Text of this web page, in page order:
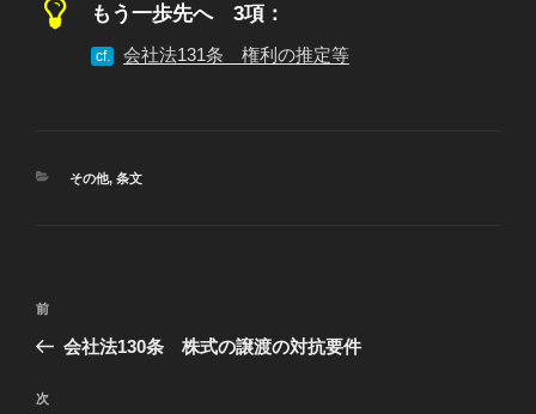
もう一歩先へ 3項：
cf. 会社法131条 権利の推定等
カ
その他, 条文
投
ビ
過
去
投
前
会社法130条 株式の譲渡の対抗要件
次
次